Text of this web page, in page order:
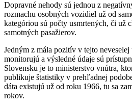
Dopravné nehody sú jednou z
rozmachu osobných vozidiel už od
kategóriou sú počty usmrtených, či už
samotných pasažierov.
Jedným z mála pozitív v tejto neveselej
monitorujú a výsledné údaje sú
Slovensku je to ministerstvo vnútra,
publikuje štatistiky v prehľadnej
dáta existujú už od roku 1966, tu sa
rokov.